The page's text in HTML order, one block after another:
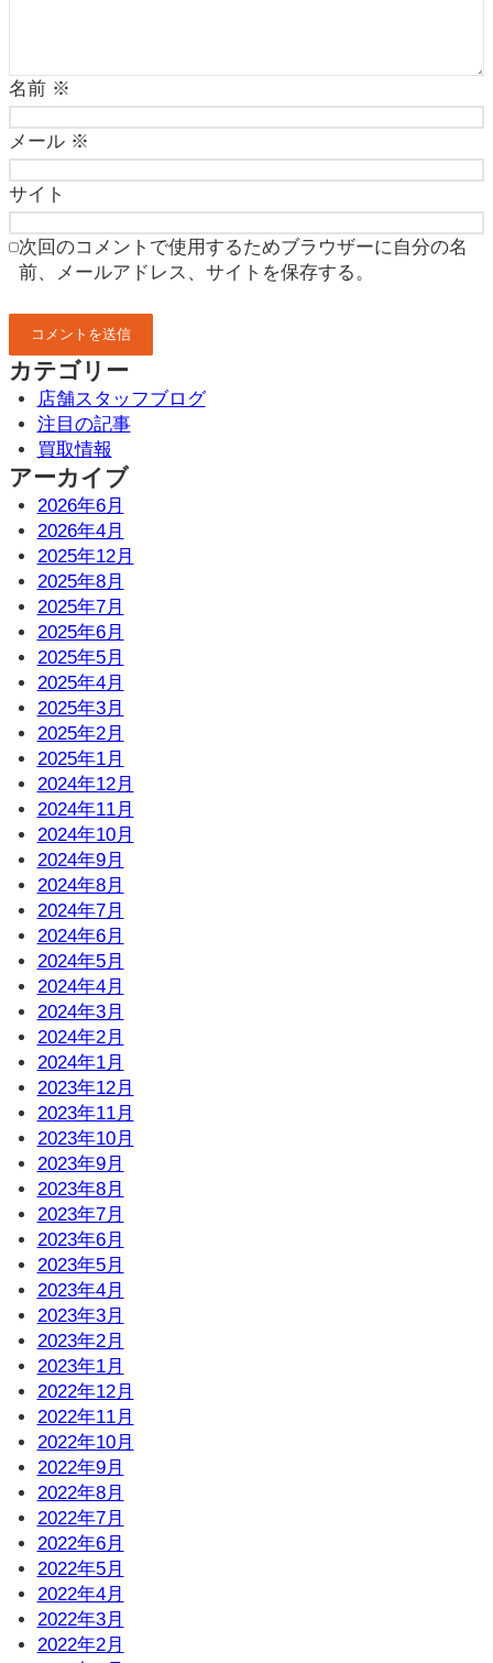
名前 ※
メール ※
サイト
次回のコメントで使用するためブラウザーに自分の名
前、メールアドレス、サイトを保存する。
カテゴリー
店舗スタッフブログ
注目の記事
買取情報
アーカイブ
2026年6月
2026年4月
2025年12月
2025年8月
2025年7月
2025年6月
2025年5月
2025年4月
2025年3月
2025年2月
2025年1月
2024年12月
2024年11月
2024年10月
2024年9月
2024年8月
2024年7月
2024年6月
2024年5月
2024年4月
2024年3月
2024年2月
2024年1月
2023年12月
2023年11月
2023年10月
2023年9月
2023年8月
2023年7月
2023年6月
2023年5月
2023年4月
2023年3月
2023年2月
2023年1月
2022年12月
2022年11月
2022年10月
2022年9月
2022年8月
2022年7月
2022年6月
2022年5月
2022年4月
2022年3月
2022年2月